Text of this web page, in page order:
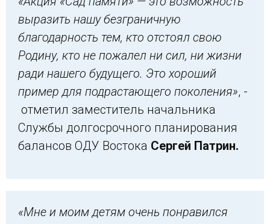
выразить нашу безграничную
благодарность тем, кто отстоял свою
Родину, кто не пожалел ни сил, ни жизни
ради нашего будущего. Это хороший
пример для подрастающего поколения», -
отметил заместитель начальника
Службы долгосрочного планирования
балансов ОДУ Востока Сергей Патрин.
«Мне и моим детям очень понравился